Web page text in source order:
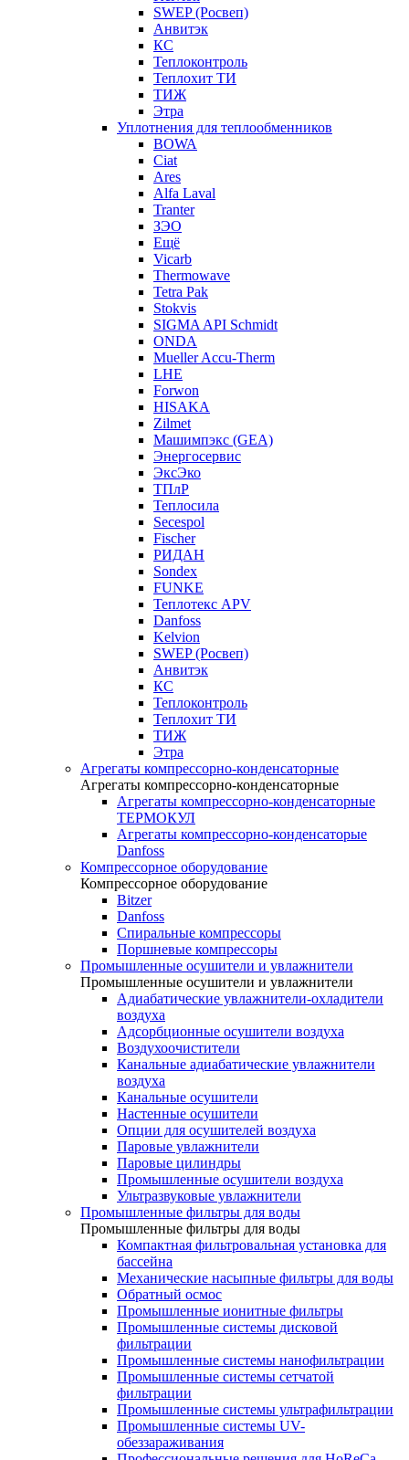
SWEP (Росвеп)
Анвитэк
КС
Теплоконтроль
Теплохит ТИ
ТИЖ
Этра
Уплотнения для теплообменников
BOWA
Ciat
Ares
Alfa Laval
Tranter
ЗЭО
Ещё
Vicarb
Thermowave
Tetra Pak
Stokvis
SIGMA API Schmidt
ONDA
Mueller Accu-Therm
LHE
Forwon
HISAKA
Zilmet
Машимпэкс (GEA)
Энергосервис
ЭксЭко
ТПлР
Теплосила
Secespol
Fischer
РИДАН
Sondex
FUNKE
Теплотекс APV
Danfoss
Kelvion
SWEP (Росвеп)
Анвитэк
КС
Теплоконтроль
Теплохит ТИ
ТИЖ
Этра
Агрегаты компрессорно-конденсаторные
Агрегаты компрессорно-конденсаторные
Агрегаты компрессорно-конденсаторные
ТЕРМОКУЛ
Агрегаты компрессорно-конденсаторые
Danfoss
Компрессорное оборудование
Компрессорное оборудование
Bitzer
Danfoss
Спиральные компрессоры
Поршневые компрессоры
Промышленные осушители и увлажнители
Промышленные осушители и увлажнители
Адиабатические увлажнители-охладители
воздуха
Адсорбционные осушители воздуха
Воздухоочистители
Канальные адиабатические увлажнители
воздуха
Канальные осушители
Настенные осушители
Опции для осушителей воздуха
Паровые увлажнители
Паровые цилиндры
Промышленные осушители воздуха
Ультразвуковые увлажнители
Промышленные фильтры для воды
Промышленные фильтры для воды
Компактная фильтровальная установка для
бассейна
Механические насыпные фильтры для воды
Обратный осмос
Промышленные ионитные фильтры
Промышленные системы дисковой
фильтрации
Промышленные системы нанофильтрации
Промышленные системы сетчатой
фильтрации
Промышленные системы ультрафильтрации
Промышленные системы UV-
обеззараживания